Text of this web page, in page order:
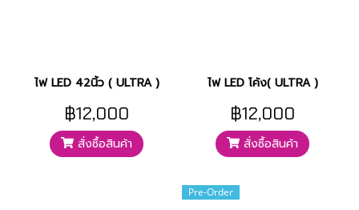
ไฟ LED 42นิ้ว ( ULTRA )
฿12,000
สั่งซื้อสินค้า
ไฟ LED โค้ง( ULTRA )
฿12,000
สั่งซื้อสินค้า
Pre-Order